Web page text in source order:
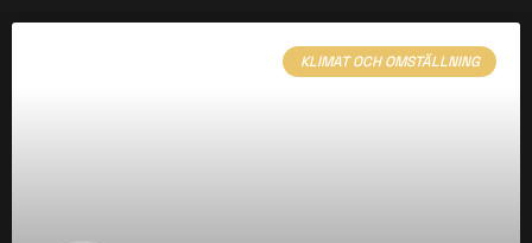
KLIMAT OCH OMSTÄLLNING